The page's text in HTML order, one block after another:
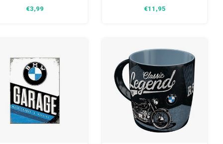
kan zo op ieder magnetisch
€3,99
allround motiefprint. Een
€11,95